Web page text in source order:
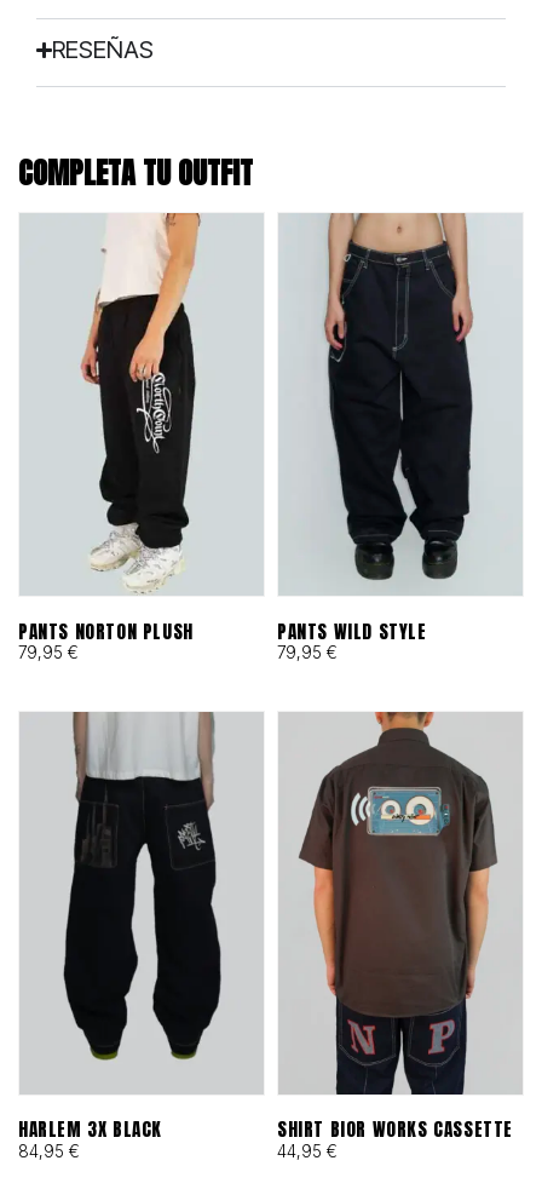
RESEÑAS
COMPLETA TU OUTFIT
PANTS NORTON PLUSH
79,95 €
PANTS WILD STYLE
79,95 €
HARLEM 3X BLACK
84,95 €
SHIRT BIOR WORKS CASSETTE
44,95 €